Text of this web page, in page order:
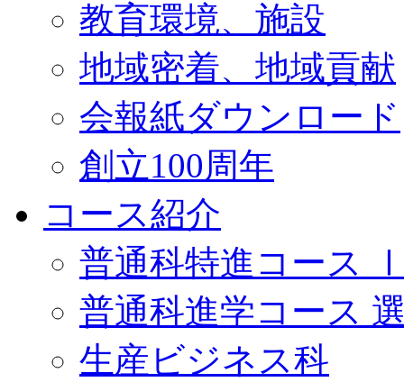
教育環境、施設
地域密着、地域貢献
会報紙ダウンロード
創立100周年
コース紹介
普通科特進コース
普通科進学コース
生産ビジネス科